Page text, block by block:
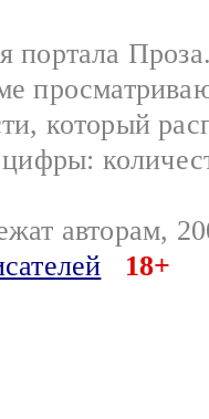
портала
который
авторам,
18+